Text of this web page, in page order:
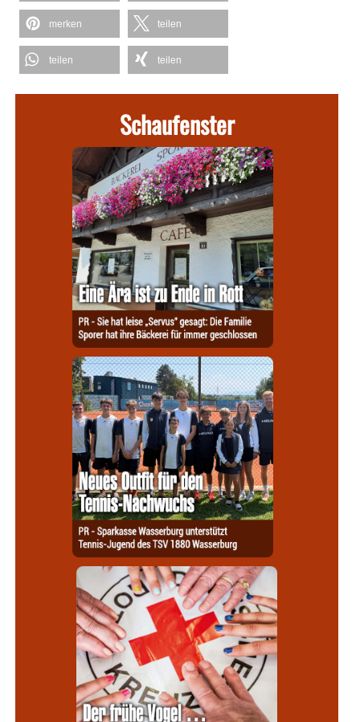
merken teilen
teilen teilen
Schaufenster